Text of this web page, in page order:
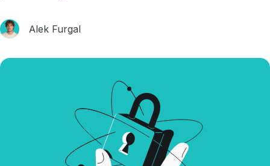
Alek Furgal